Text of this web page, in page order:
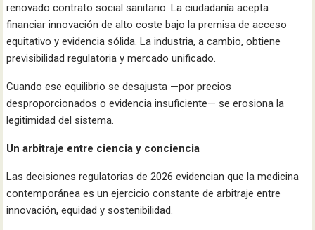
renovado contrato social sanitario. La ciudadanía acepta
financiar innovación de alto coste bajo la premisa de acceso
equitativo y evidencia sólida. La industria, a cambio, obtiene
previsibilidad regulatoria y mercado unificado.
Cuando ese equilibrio se desajusta —por precios
desproporcionados o evidencia insuficiente— se erosiona la
legitimidad del sistema.
Un arbitraje entre ciencia y conciencia
Las decisiones regulatorias de 2026 evidencian que la medicina
contemporánea es un ejercicio constante de arbitraje entre
innovación, equidad y sostenibilidad.